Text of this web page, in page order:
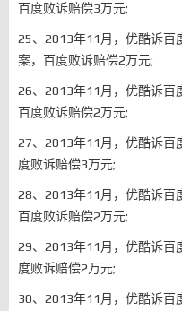
百度败诉赔偿3万元;
25、2013年11月，优酷诉百
案，百度败诉赔偿2万元;
26、2013年11月，优酷诉百
百度败诉赔偿2万元;
27、2013年11月，优酷诉百
度败诉赔偿3万元;
28、2013年11月，优酷诉百
百度败诉赔偿2万元;
29、2013年11月，优酷诉百
度败诉赔偿2万元;
30、2013年11月，优酷诉百